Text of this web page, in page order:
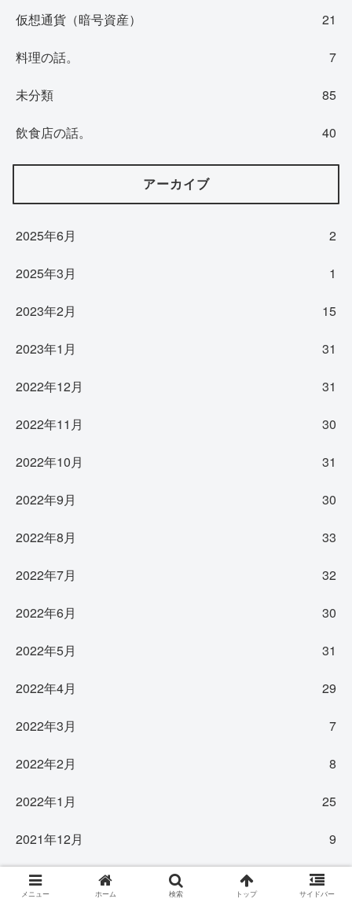
仮想通貨（暗号資産） 21
料理の話。 7
未分類 85
飲食店の話。 40
アーカイブ
2025年6月 2
2025年3月 1
2023年2月 15
2023年1月 31
2022年12月 31
2022年11月 30
2022年10月 31
2022年9月 30
2022年8月 33
2022年7月 32
2022年6月 30
2022年5月 31
2022年4月 29
2022年3月 7
2022年2月 8
2022年1月 25
2021年12月 9
2021年11月
メニュー ホーム 検索 トップ サイドバー